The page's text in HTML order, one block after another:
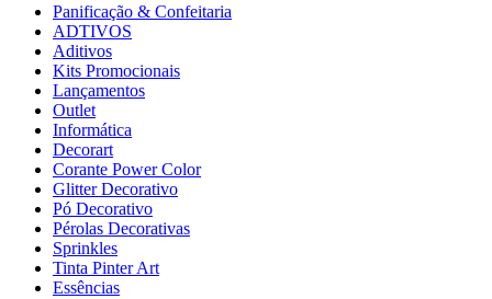
Panificação & Confeitaria
ADTIVOS
Aditivos
Kits Promocionais
Lançamentos
Outlet
Informática
Decorart
Corante Power Color
Glitter Decorativo
Pó Decorativo
Pérolas Decorativas
Sprinkles
Tinta Pinter Art
Essências